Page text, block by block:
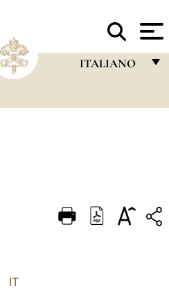
ITALIANO
DEUTSCH
IT